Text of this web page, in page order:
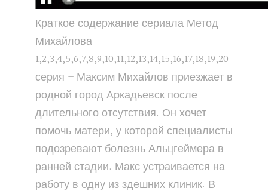
Краткое содержание сериала Метод
Михайлова
1,2,3,4,5,6,7,8,9,10,11,12,13,14,15,16,17,18,19,20
серия – Максим Михайлов приезжает в
родной город Аркадьевск после
длительного отсутствия. Он хочет
помочь матери, у которой специалисты
подозревают болезнь Альцгеймера в
ранней стадии. Макс устраивается на
работу в одну из здешних клиник. В